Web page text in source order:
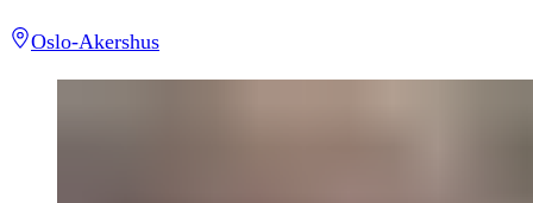
Oslo-Akershus